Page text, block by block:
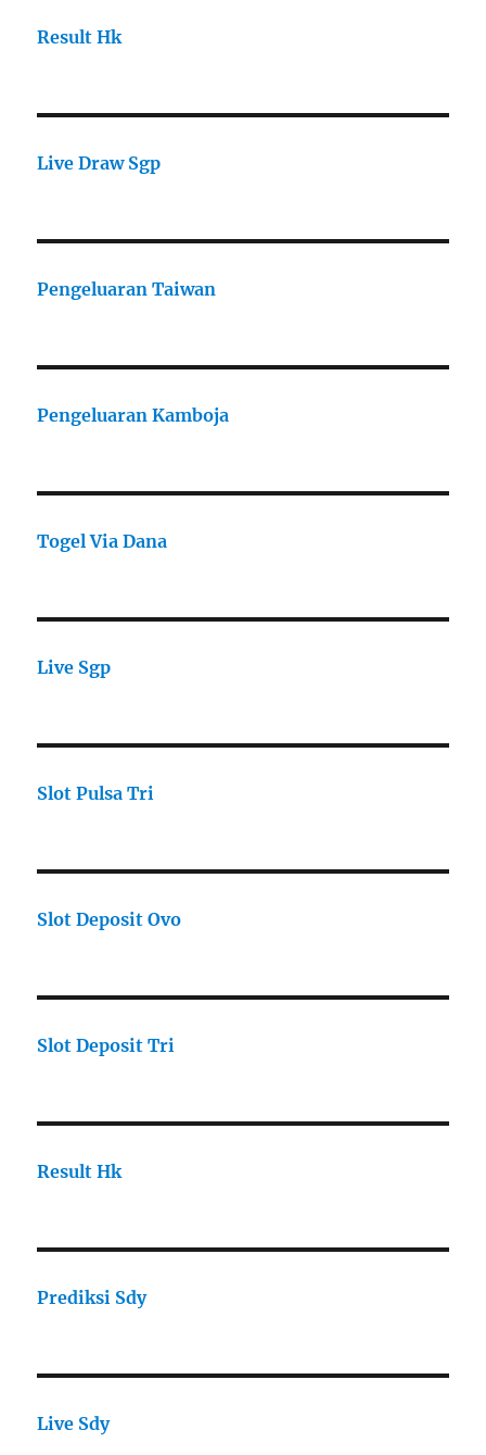
Result Hk
Live Draw Sgp
Pengeluaran Taiwan
Pengeluaran Kamboja
Togel Via Dana
Live Sgp
Slot Pulsa Tri
Slot Deposit Ovo
Slot Deposit Tri
Result Hk
Prediksi Sdy
Live Sdy